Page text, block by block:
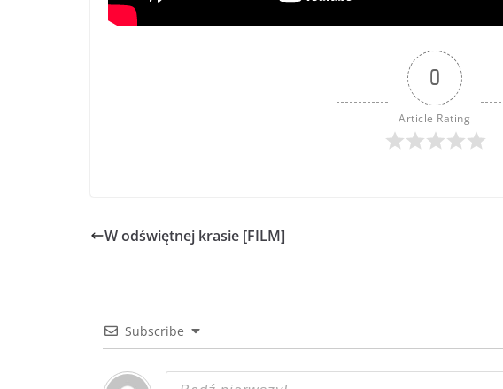
0
Article Rating
W odświętnej krasie [FILM]
Subscribe